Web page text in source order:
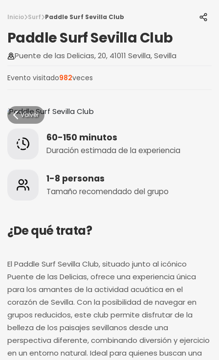
Inicio Surf Paddle Surf Sevilla Club
Paddle Surf Sevilla Club
Puente de las Delicias, 20, 41011 Sevilla, Sevilla
Evento visitado982veces
Volver
60-150 minutos
Duración estimada de la experiencia
1-8 personas
Tamaño recomendado del grupo
¿De qué trata?
El Paddle Surf Sevilla Club, situado junto al icónico
Puente de las Delicias, ofrece una experiencia única
para los amantes de la actividad acuática en el
corazón de Sevilla. Con la posibilidad de navegar en
grupos reducidos, este club permite disfrutar de la
belleza de los paisajes sevillanos desde una
perspectiva diferente, combinando diversión y ejercicio
en un entorno natural. Ideal para quienes buscan una